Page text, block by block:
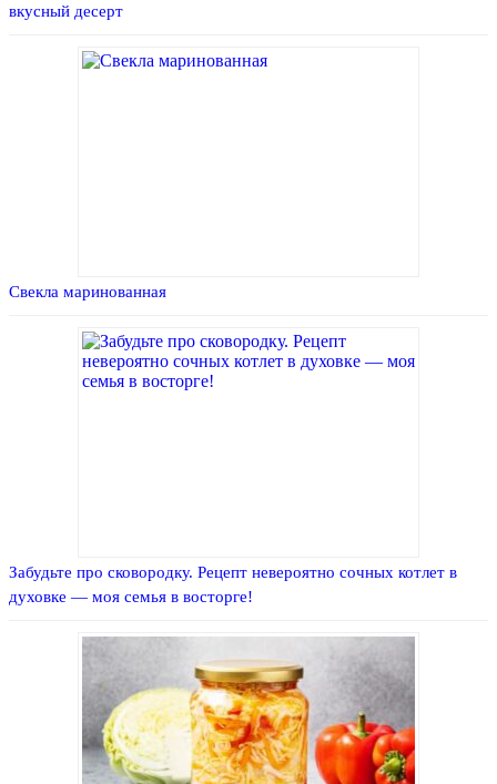
вкусный десерт
Свекла маринованная
Забудьте про сковородку. Рецепт невероятно сочных котлет в
духовке — моя семья в восторге!